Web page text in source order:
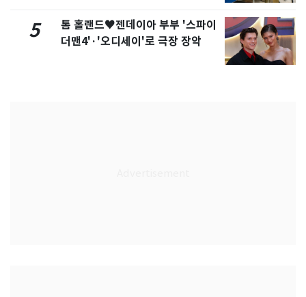
5
톰 홀랜드♥젠데이아 부부 '스파이
더맨4'·'오디세이'로 극장 장악